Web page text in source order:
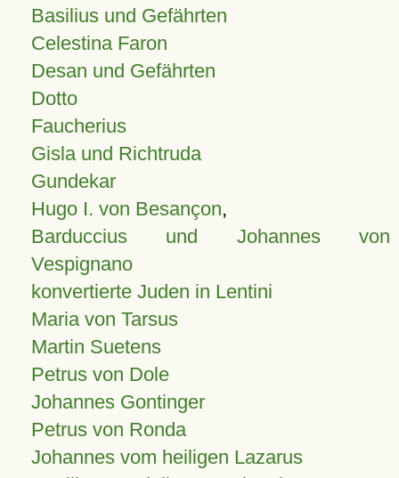
Basilius und Gefährten
Celestina Faron
Desan und Gefährten
Dotto
Faucherius
Gisla und Richtruda
Gundekar
Hugo I. von Besançon,
Barduccius und Johannes von
Vespignano
konvertierte Juden in Lentini
Maria von Tarsus
Martin Suetens
Petrus von Dole
Johannes Gontinger
Petrus von Ronda
Johannes vom heiligen Lazarus